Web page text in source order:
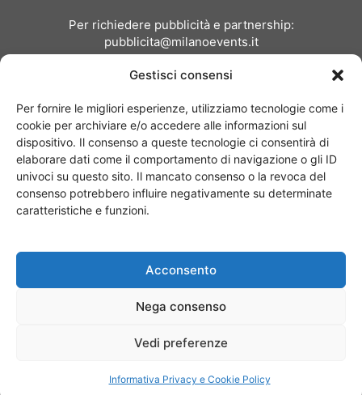
Gestisci consensi
Per fornire le migliori esperienze, utilizziamo tecnologie come i
cookie per archiviare e/o accedere alle informazioni sul
dispositivo. Il consenso a queste tecnologie ci consentirà di
elaborare dati come il comportamento di navigazione o gli ID
univoci su questo sito. Il mancato consenso o la revoca del
consenso potrebbero influire negativamente su determinate
caratteristiche e funzioni.
Acconsento
Nega consenso
Vedi preferenze
Informativa Privacy e Cookie Policy
Per richiedere pubblicità e partnership:
pubblicita@milanoevents.it
Chi siamo I Nostri Clienti
© Copyright 2017 - MilanoEvents.it© managed by